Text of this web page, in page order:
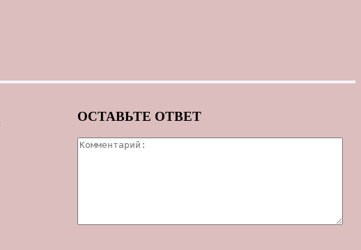
ОСТАВЬТЕ ОТВЕТ